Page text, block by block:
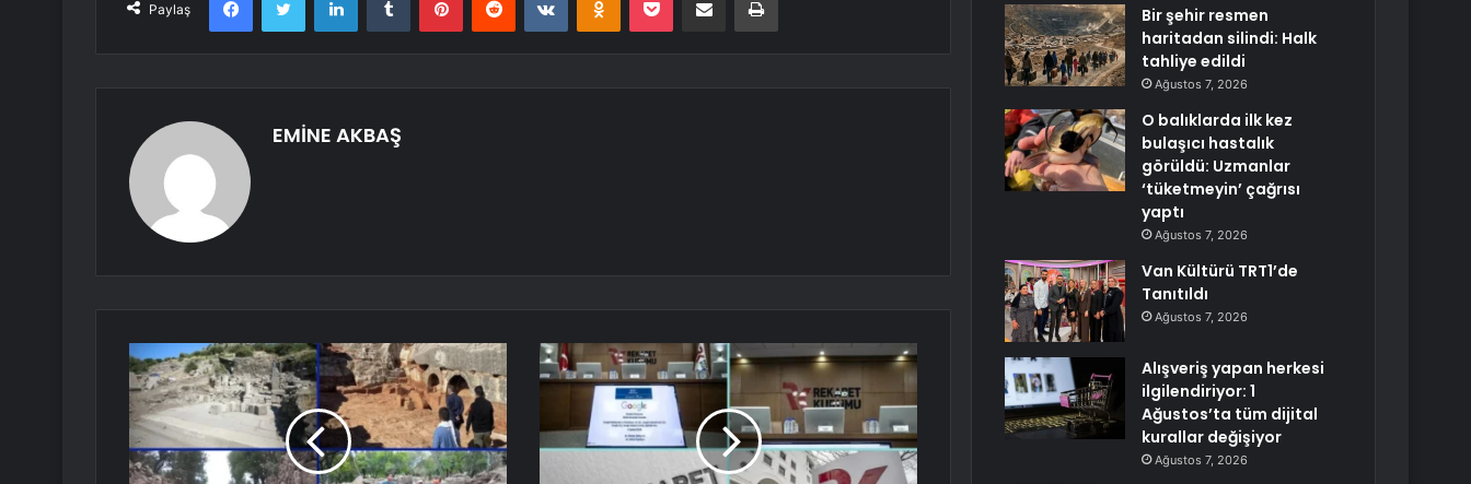
Paylaş
EMİNE AKBAŞ
Bir şehir resmen
haritadan silindi: Halk
tahliye edildi
Ağustos 7, 2026
O balıklarda ilk kez
bulaşıcı hastalık
görüldü: Uzmanlar
‘tüketmeyin’ çağrısı
yaptı
Ağustos 7, 2026
Van Kültürü TRT1’de
Tanıtıldı
Ağustos 7, 2026
Alışveriş yapan herkesi
ilgilendiriyor: 1
Ağustos’ta tüm dijital
kurallar değişiyor
Ağustos 7, 2026